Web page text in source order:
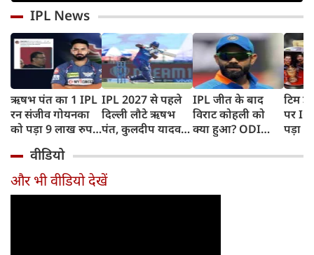
IPL News
ऋषभ पंत का 1 IPL
रन संजीव गोयनका
को पड़ा 9 लाख रुपए
IPL 2027 से पहले
दिल्ली लौटे ऋषभ
पंत, कुलदीप यादव
IPL जीत के बाद
विराट कोहली को
क्या हुआ? ODI
बाहर होने की खबर ने
टिम
पर
पड़ा
फिंगर
वीडियो
और भी वीडियो देखें